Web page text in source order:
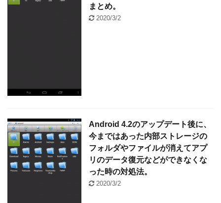
まとめ。
2020/3/2
Android 4.2のアップデート後に、
今まではあった内部ストレージの
フォルダやファイルが消えてアプ
リのデータ復元などができなくな
った時の対処法。
2020/3/2